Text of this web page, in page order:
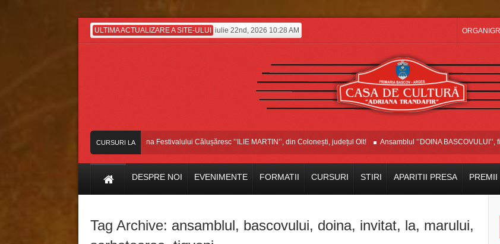
ULTIMA ACTUALIZARE A SITE-ULUI iulie 22nd, 2026 10:28 AM
CURSURI LA
ZI
Dansatorii bascoveni, pe scena Festivalului Călușăresc ’’ILIE MARTIN’’, din Colonești, județul Olt! Ansamblul ’’DOINA BASCOVULUI’’,
DESPRE NOI EVENIMENTE FORMATII CURSURI STIRI APARITII PRESA PREMII
Tag Archive: ansamblul, bascovului, doina, invitat, la, marului,